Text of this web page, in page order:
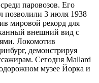
паровозов. Его
позволили 3 июля 1938
мировой рекорд для
внешний вид с
Локомотив
демонстрируя
Сегодня Mallard
музее Йорка и